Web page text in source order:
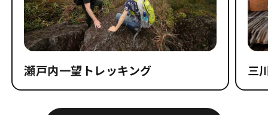
瀬戸内一望トレッキング 三